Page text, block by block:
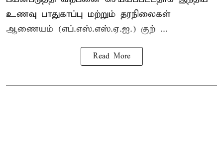
உணவு பாதுகாப்பு மற்றும் தரநிலைகள்
ஆணையம் (எப்.எஸ்.எஸ்.ஏ.ஐ.) குற் ...
Read More